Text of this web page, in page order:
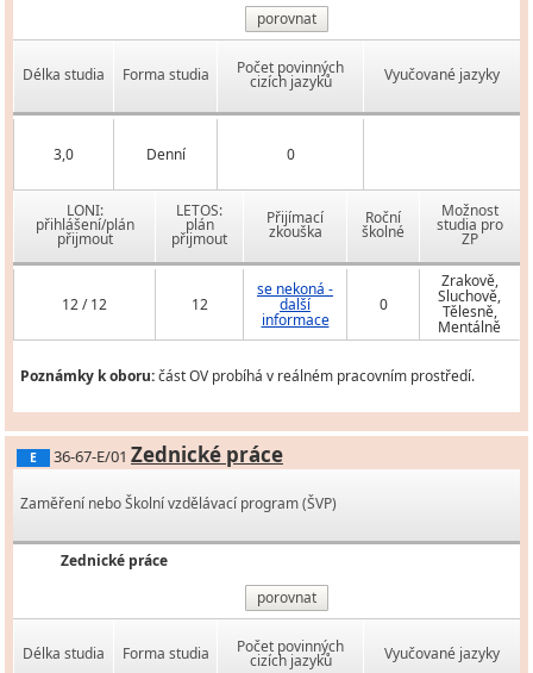
porovnat
Délka studia Forma studia Počet povinných
cizích jazyků Vyučované jazyky
3,0 Denní 0
LONI:
přihlášení/plán
přijmout
LETOS:
plán
přijmout
Přijímací
zkouška
Roční
školné
Možnost
studia pro
ZP
12 / 12 12
se nekoná -
další
informace
0
Zrakově,
Sluchově,
Tělesně,
Mentálně
Poznámky k oboru:část OV probíhá v reálném pracovním prostředí.
E 36-67-E/01 Zednické práce
Zaměření nebo Školní vzdělávací program (ŠVP)
Zednické práce
porovnat
Délka studia Forma studia Počet povinných
cizích jazyků Vyučované jazyky